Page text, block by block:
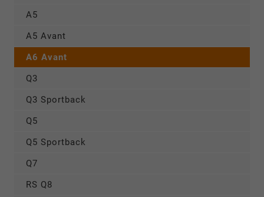
A5
A5 Avant
A6 Avant
Q3
Q3 Sportback
Q5
Q5 Sportback
Q7
RS Q8